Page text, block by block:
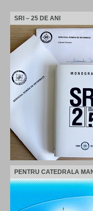
SRI – 25 DE ANI
PENTRU CATEDRALA